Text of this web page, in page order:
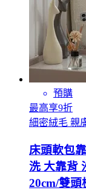
預購
最高享9折
細密絨毛 親
床頭軟包
洗 大靠背
20cm/雙頭